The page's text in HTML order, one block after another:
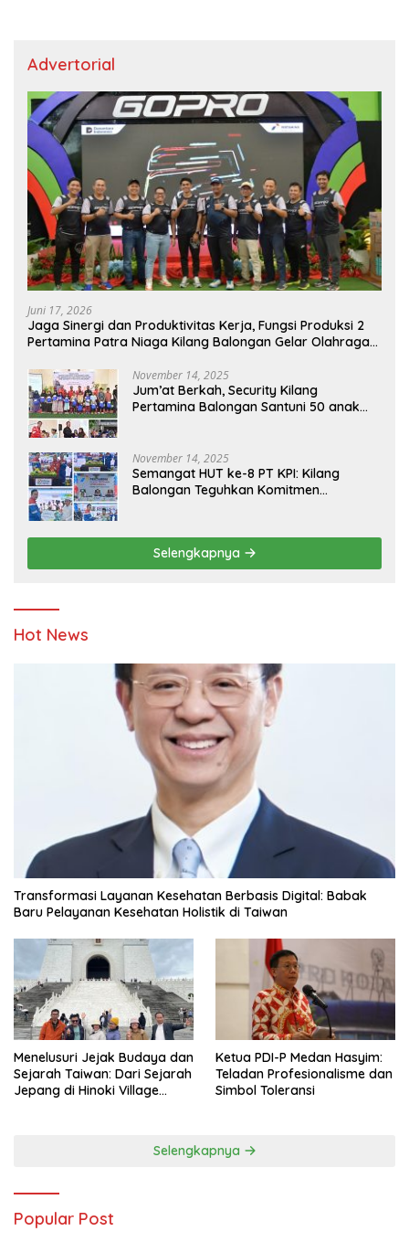
Advertorial
Juni 17, 2026
Jaga Sinergi dan Produktivitas Kerja, Fungsi Produksi 2
Pertamina Patra Niaga Kilang Balongan Gelar Olahraga
November 14, 2025
Jum’at Berkah, Security Kilang
Pertamina Balongan Santuni 50 anak
November 14, 2025
Semangat HUT ke-8 PT KPI: Kilang
Balongan Teguhkan Komitmen
Pendidikan
Selengkapnya
Hot News
Transformasi Layanan Kesehatan Berbasis Digital: Babak
Baru Pelayanan Kesehatan Holistik di Taiwan
Menelusuri Jejak Budaya dan
Sejarah Taiwan: Dari Sejarah
Jepang di Hinoki Village
Ketua PDI-P Medan Hasyim:
Teladan Profesionalisme dan
Simbol Toleransi
Selengkapnya
Popular Post